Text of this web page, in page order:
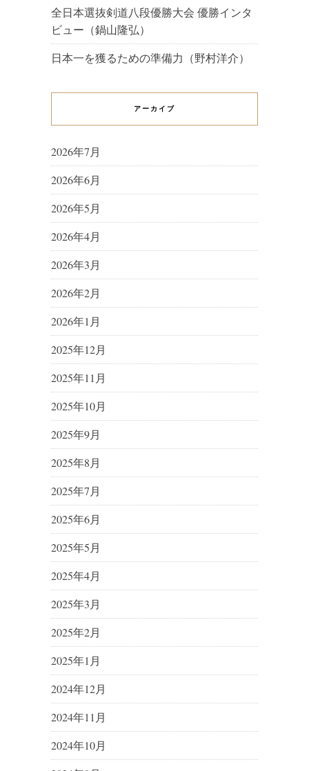
全日本選抜剣道八段優勝大会 優勝インタ
ビュー（鍋山隆弘）
日本一を獲るための準備力（野村洋介）
アーカイブ
2026年7月
2026年6月
2026年5月
2026年4月
2026年3月
2026年2月
2026年1月
2025年12月
2025年11月
2025年10月
2025年9月
2025年8月
2025年7月
2025年6月
2025年5月
2025年4月
2025年3月
2025年2月
2025年1月
2024年12月
2024年11月
2024年10月